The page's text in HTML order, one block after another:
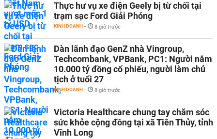
Thực hư vụ xe điện Geely bị từ chối tại
trạm sạc Ford Giải Phóng
KINH DOANH - 8 giờ trước
Dàn lãnh đạo GenZ nhà Vingroup,
Techcombank, VPBank, PC1: Người nắm
10.000 tỷ đồng cổ phiếu, người làm chủ
tịch ở tuổi 27
KINH DOANH - 8 giờ trước
Victoria Healthcare chung tay chăm sóc
sức khỏe cộng đồng tại xã Tiên Thủy, tỉnh
Vĩnh Long